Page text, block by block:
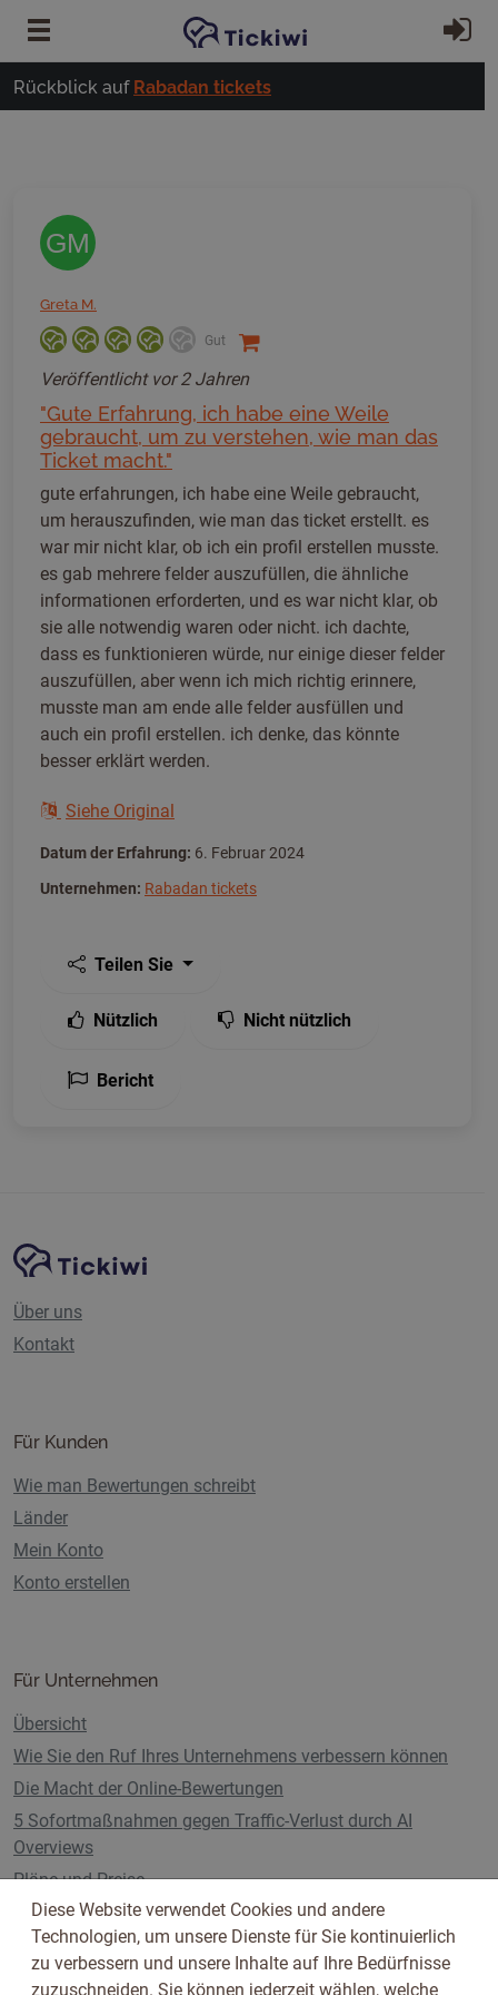
Zum Hauptinhalt springen
Rückblick auf Rabadan tickets
GM
Greta M.
Gut
Veröffentlicht vor 2 Jahren
"Gute Erfahrung, ich habe eine Weile
gebraucht, um zu verstehen, wie man das
Ticket macht."
gute erfahrungen, ich habe eine Weile gebraucht,
um herauszufinden, wie man das ticket erstellt. es
war mir nicht klar, ob ich ein profil erstellen musste.
es gab mehrere felder auszufüllen, die ähnliche
informationen erforderten, und es war nicht klar, ob
sie alle notwendig waren oder nicht. ich dachte,
dass es funktionieren würde, nur einige dieser felder
auszufüllen, aber wenn ich mich richtig erinnere,
musste man am ende alle felder ausfüllen und
auch ein profil erstellen. ich denke, das könnte
besser erklärt werden.
Siehe Original
Datum der Erfahrung: 6. Februar 2024
Unternehmen: Rabadan tickets
Teilen Sie
Nützlich Nicht nützlich
Bericht
Website-Navigation
Tickiwi-Plattform
Über uns
Kontakt
Für Kunden
Wie man Bewertungen schreibt
Länder
Mein Konto
Konto erstellen
Für Unternehmen
Übersicht
Wie Sie den Ruf Ihres Unternehmens verbessern können
Die Macht der Online-Bewertungen
5 Sofortmaßnahmen gegen Traffic-Verlust durch AI
Overviews
Pläne und Preise
Folge uns auf
Diese Website verwendet Cookies und andere
Technologien, um unsere Dienste für Sie kontinuierlich
zu verbessern und unsere Inhalte auf Ihre Bedürfnisse
zuzuschneiden. Sie können jederzeit wählen, welche